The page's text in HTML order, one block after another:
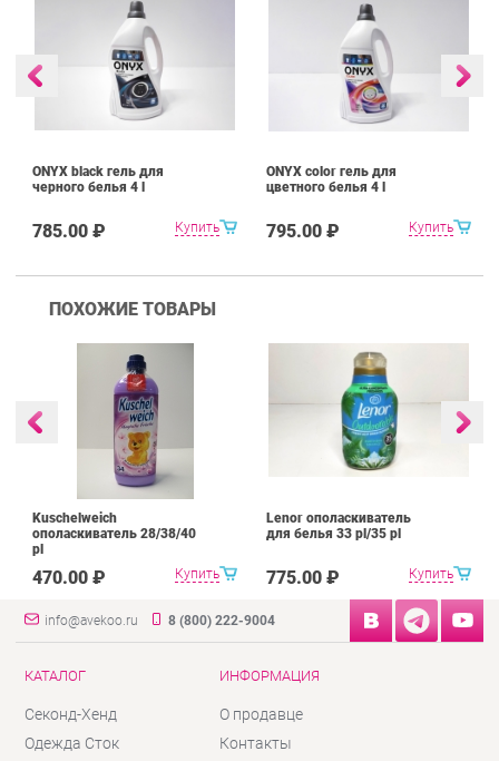
Купить
ONYX black гель для
черного белья 4 l
785.00 ₽ Купить
ONYX color гель для
цветного белья 4 l
795.00 ₽
ПОХОЖИЕ ТОВАРЫ
Купить
Kuschelweich
ополаскиватель 28/38/40
pl
470.00 ₽ Купить
Lenor ополаскиватель
для белья 33 pl/35 pl
775.00 ₽
info@avekoo.ru 8 (800) 222-9004
КАТАЛОГ
Секонд-Хенд
Одежда Сток
ИНФОРМАЦИЯ
О продавце
Контакты